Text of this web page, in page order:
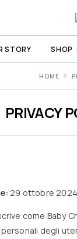
STORY SHOP
HOME
PRIVACY
29 ottobre 2024
come Baby
degli